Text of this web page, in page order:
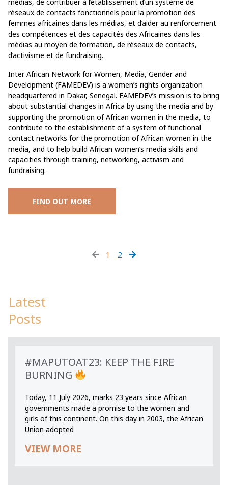
réseaux de contacts fonctionnels pour la promotion des
femmes africaines dans les médias, et d’aider au renforcement
des compétences et des capacités des Africaines dans les
médias au moyen de formation, de réseaux de contacts,
d’activisme et de fundraising.
Inter African Network for Women, Media, Gender and
Development (FAMEDEV) is a women’s rights organization
headquartered in Dakar, Senegal. FAMEDEV’s mission is to bring
about substantial changes in Africa by using the media and by
supporting the promotion of African women in the media, to
contribute to the establishment of a system of functional
contact networks for the promotion of African women in the
media, and to help build African women’s media skills and
capacities through training, networking, activism and
fundraising.
FIND OUT MORE
1 2
Latest
Posts
#MAPUTOAT23: KEEP THE FIRE
BURNING
Today, 11 July 2026, marks 23 years since African
governments made a promise to the women and
girls of this continent. On this day in 2003, the African
Union adopted
VIEW MORE